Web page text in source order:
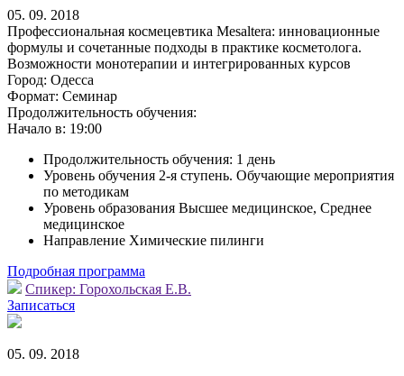
05. 09. 2018
Профессиональная космецевтика Mesaltera: инновационные
формулы и сочетанные подходы в практике косметолога.
Возможности монотерапии и интегрированных курсов
Город: Одесса
Формат: Семинар
Продолжительность обучения:
Начало в: 19:00
Продолжительность обучения: 1 день
Уровень обучения 2-я ступень. Обучающие мероприятия
по методикам
Уровень образования Высшее медицинское, Среднее
медицинское
Направление Химические пилинги
Подробная программа
Спикер: Горохольская Е.В.
Записаться
05. 09. 2018